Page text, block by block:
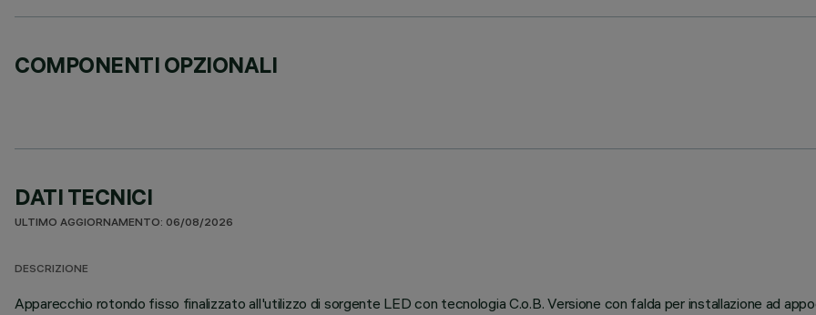
COMPONENTI OPZIONALI
DATI TECNICI
ULTIMO AGGIORNAMENTO: 06/08/2026
DESCRIZIONE
Apparecchio rotondo fisso finalizzato all'utilizzo di sorgente LED con tecnologia C.o.B. Versione con falda per installazione ad